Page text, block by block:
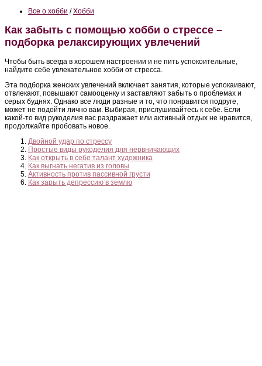
Все о хобби / Хобби
Как забыть с помощью хобби о стрессе –
подборка релаксирующих увлечений
Чтобы быть всегда в хорошем настроении и не пить успокоительные,
найдите себе увлекательное хобби от стресса.
Эта подборка женских увлечений включает занятия, которые успокаивают,
отвлекают, повышают самооценку и заставляют забыть о проблемах и
серых буднях. Однако все люди разные и то, что понравится подруге,
может не подойти лично вам. Выбирая, прислушивайтесь к себе. Если
какой-то вид рукоделия вас раздражает или активный отдых не нравится,
продолжайте пробовать новое.
Двойной удар по стрессу
Простые виды рукоделия для нервничающих
Как открыть в себе талант художника
Как выгнать негатив из головы
Активность против пассивной грусти
Как зарыть депрессию в землю